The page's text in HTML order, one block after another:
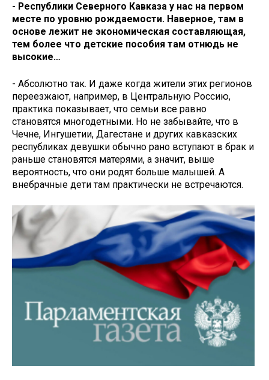
- Республики Северного Кавказа у нас на первом
месте по уровню рождаемости. Наверное, там в
основе лежит не экономическая составляющая,
тем более что детские пособия там отнюдь не
высокие…
- Абсолютно так. И даже когда жители этих регионов
переезжают, например, в Центральную Россию,
практика показывает, что семьи все равно
становятся многодетными. Но не забывайте, что в
Чечне, Ингушетии, Дагестане и других кавказских
республиках девушки обычно рано вступают в брак и
раньше становятся матерями, а значит, выше
вероятность, что они родят больше малышей. А
внебрачные дети там практически не встречаются.